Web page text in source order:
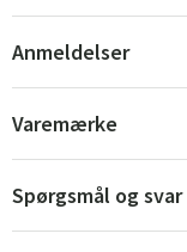
Anmeldelser
Varemærke
Spørgsmål og svar